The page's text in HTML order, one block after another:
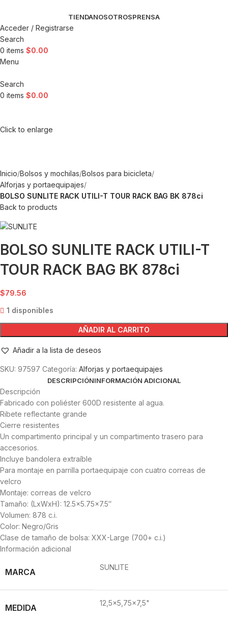
TIENDANOSOTROSPRENSA
Acceder / Registrarse
Search
0 items $0.00
Menu
Search
0 items $0.00
Click to enlarge
Inicio Bolsos y mochilas Bolsos para bicicleta
Alforjas y portaequipajes
BOLSO SUNLITE RACK UTILI-T TOUR RACK BAG BK 878ci
Back to products
BOLSO SUNLITE RACK UTILI-T
TOUR RACK BAG BK 878ci
$79.56
1 disponibles
AÑADIR AL CARRITO
Añadir a la lista de deseos
SKU: 97597 Categoría: Alforjas y portaequipajes
DESCRIPCIÓNINFORMACIÓN ADICIONAL
Descripción
Fabricado con poliéster 600D resistente al agua.
Ribete reflectante grande
Cierre resistentes
Un compartimento principal y un compartimento trasero para
accesorios.
Incluye bandolera extraíble
Para montaje en parrilla portaequipaje con cuatro correas de
velcro
Montaje: correas de velcro
Tamaño: (LxWxH): 12.5×5.75×7.5″
Volumen: 878 c.i.
Color: Negro/Gris
Clase de tamaño de bolsa: XXX-Large (700+ c.i.)
Información adicional
MARCA SUNLITE
MEDIDA 12,5×5,75×7,5"